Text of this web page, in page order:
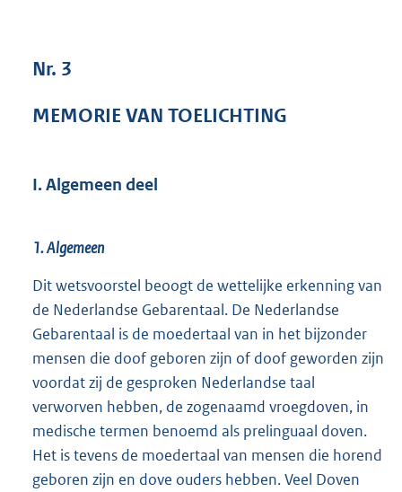
K
Nr. 3
MEMORIE VAN TOELICHTING
I. Algemeen deel
1. Algemeen
Dit wetsvoorstel beoogt de wettelijke erkenning van
de Nederlandse Gebarentaal. De Nederlandse
Gebarentaal is de moedertaal van in het bijzonder
mensen die doof geboren zijn of doof geworden zijn
voordat zij de gesproken Nederlandse taal
verworven hebben, de zogenaamd vroegdoven, in
medische termen benoemd als prelinguaal doven.
Het is tevens de moedertaal van mensen die horend
geboren zijn en dove ouders hebben. Veel Doven